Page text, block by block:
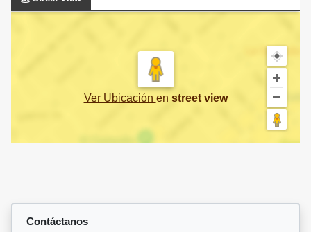
Ver Ubicación en street view
Contáctanos